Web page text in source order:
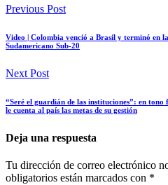
Previous Post
Video | Colombia venció a Brasil y terminó en
Sudamericano Sub-20
Next Post
“Seré el guardián de las instituciones”: en
le cuenta al país las metas de su gestión
Deja una respuesta
Tu dirección de correo electrónico
obligatorios están marcados con *